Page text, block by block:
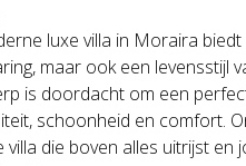
luxe villa in Moraira
maar ook een levensstijl
is doordacht om een
schoonheid en comfort.
villa die boven alles uitrijst en